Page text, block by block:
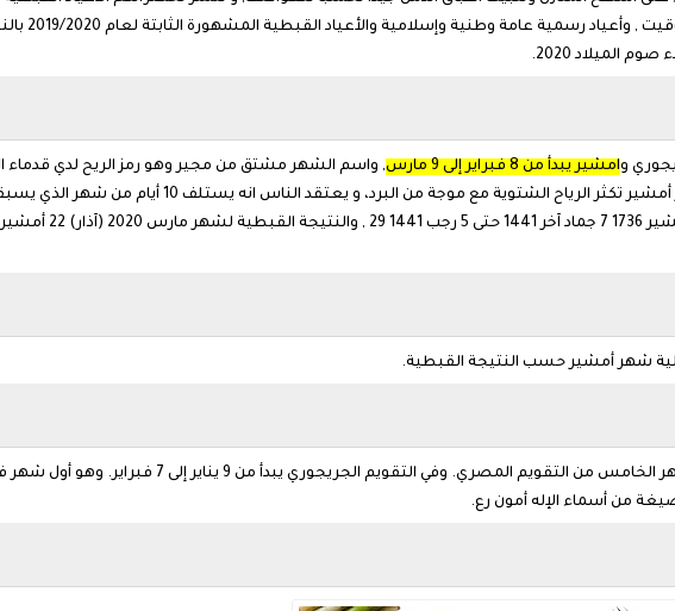
والأعياد القبطية المشهورة
وامشير يبدأ من 8 فبراير إلى 9 مارس
, واسم الشهر مشتق من مجير وهو رمز الريح لدي قدماء
اشتهر الشهر بهبوب الرياح القوية، وبرودة الجو الشديدة. في شهر أمشير تكثر الرياح الشتوية
يبدا طوبة من ييوم الخميس الموافق 9 يناير 2020 , وطوبة هو الشهر الخامس من التقويم
من أسماء الإله أمون رع.